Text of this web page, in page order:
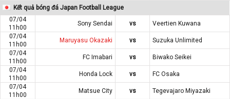
Kết quả bóng đá Japan Football League
07/04
11h00
Sony Sendai vs
Veertien Kuwana
07/04
11h00
Maruyasu Okazaki vs
Suzuka Unlimited
07/04
11h00
FC Imabari vs
Biwako Seikei
07/04
11h00
Honda Lock vs
FC Osaka
07/04
11h00
Matsue City vs
Tegevajaro Miyazaki